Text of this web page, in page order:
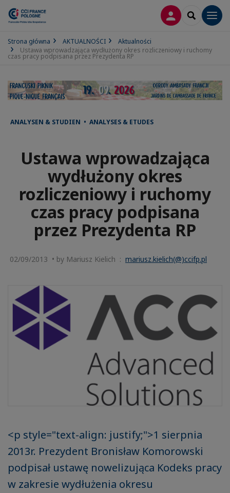
LOGOWANIE
SEARCH
Strona główna AKTUALNOŚCI
Aktualności
Ustawa wprowadzająca wydłużony okres rozliczeniowy i ruchomy
czas pracy podpisana przez Prezydenta RP
ANALYSEN & STUDIEN • ANALYSES & ETUDES
Ustawa wprowadzająca
wydłużony okres
rozliczeniowy i ruchomy
czas pracy podpisana
przez Prezydenta RP
02/09/2013 • by Mariusz Kielich : mariusz.kielich(@)ccifp.pl
<p style="text-align: justify;">1 sierpnia
2013r. Prezydent Bronisław Komorowski
podpisał ustawę nowelizująca Kodeks pracy
w zakresie wydłużenia okresu